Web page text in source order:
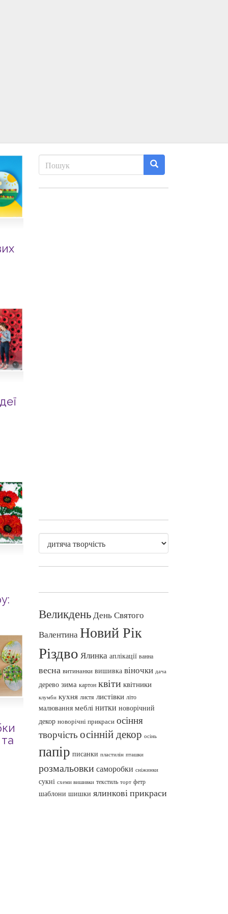
ВеликденьДень Святого
ВалентинаНовий Рік
Різдво Ялинка аплікації ванна
весна витинанки вишивка віночки дача
дерево зима картон квіти квітники
клумби кухня листя листівки літо
малювання меблі нитки новорічний
декор новорічні прикраси осіння
творчість осінній декор осінь
папір писанки пластилін пташки
розмальовки саморобки сніжинки
сукні схеми вишивки текстиль торт фетр
шаблони шишки ялинкові прикраси